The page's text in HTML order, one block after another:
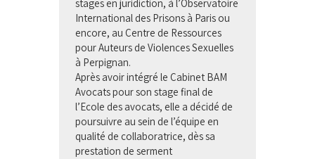
stages en juridiction, à l’Observatoire
International des Prisons à Paris ou
encore, au Centre de Ressources
pour Auteurs de Violences Sexuelles
à Perpignan.
Après avoir intégré le Cabinet BAM
Avocats pour son stage final de
l’Ecole des avocats, elle a décidé de
poursuivre au sein de l’équipe en
qualité de collaboratrice, dès sa
prestation de serment